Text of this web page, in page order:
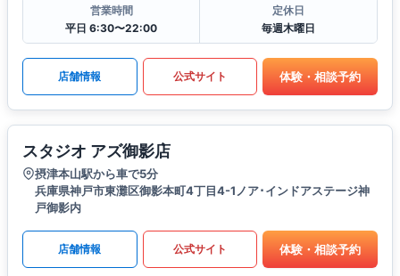
営業時間
平日 6:30〜22:00
定休日
毎週木曜日
店舗情報 公式サイト 体験・相談予約
スタジオ アズ御影店
摂津本山駅から車で5分
兵庫県神戸市東灘区御影本町4丁目4-1ノア･インドアステージ神
戸御影内
店舗情報 公式サイト 体験・相談予約